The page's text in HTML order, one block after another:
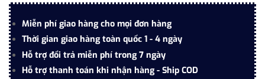
Miễn phí giao hàng cho mọi đơn hàng
Thời gian giao hàng toàn quốc 1 - 4 ngày
Hỗ trợ đổi trả miễn phí trong 7 ngày
Hỗ trợ thanh toán khi nhận hàng - Ship COD